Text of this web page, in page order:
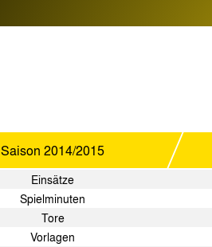
Saison 2014/2015
Einsätze
Spielminuten
Tore
Vorlagen